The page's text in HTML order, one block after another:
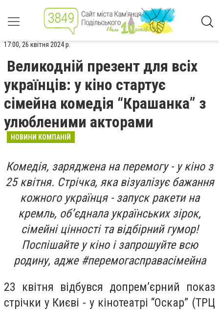
17:00, 26 квітня 2024 р.
Великодній презент для всіх
українців: у кіно стартує
сімейна комедія “Крашанка” з
улюбленими акторами
НОВИНИ КОМПАНІЙ
Комедія, заряджена на перемогу - у кіно з
25 квітня. Стрічка, яка візуалізує бажання
кожного українця - запуск ракети на
кремль, обʼєднала українських зірок,
сімейні цінності та відбірний гумор!
Поспішайте у кіно і запрошуйте всю
родину, адже #перемогасправасімейна
23 квітня відбувся допрем’єрний показ
стрічки у Києві - у кінотеатрі “Оскар” (ТРЦ